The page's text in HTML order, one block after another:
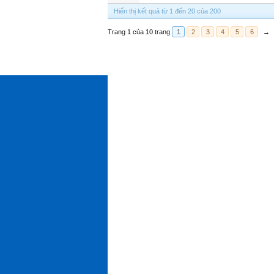
Hiển thị kết quả từ 1 đến 20 của 200
Trang 1 của 10 trang 1 2 3 4 5 6 →